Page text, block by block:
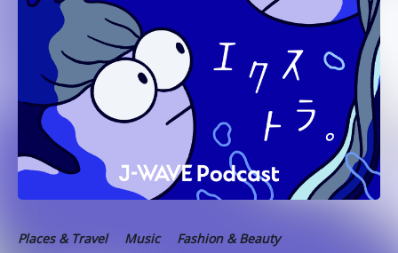
Places & Travel Music Fashion & Beauty